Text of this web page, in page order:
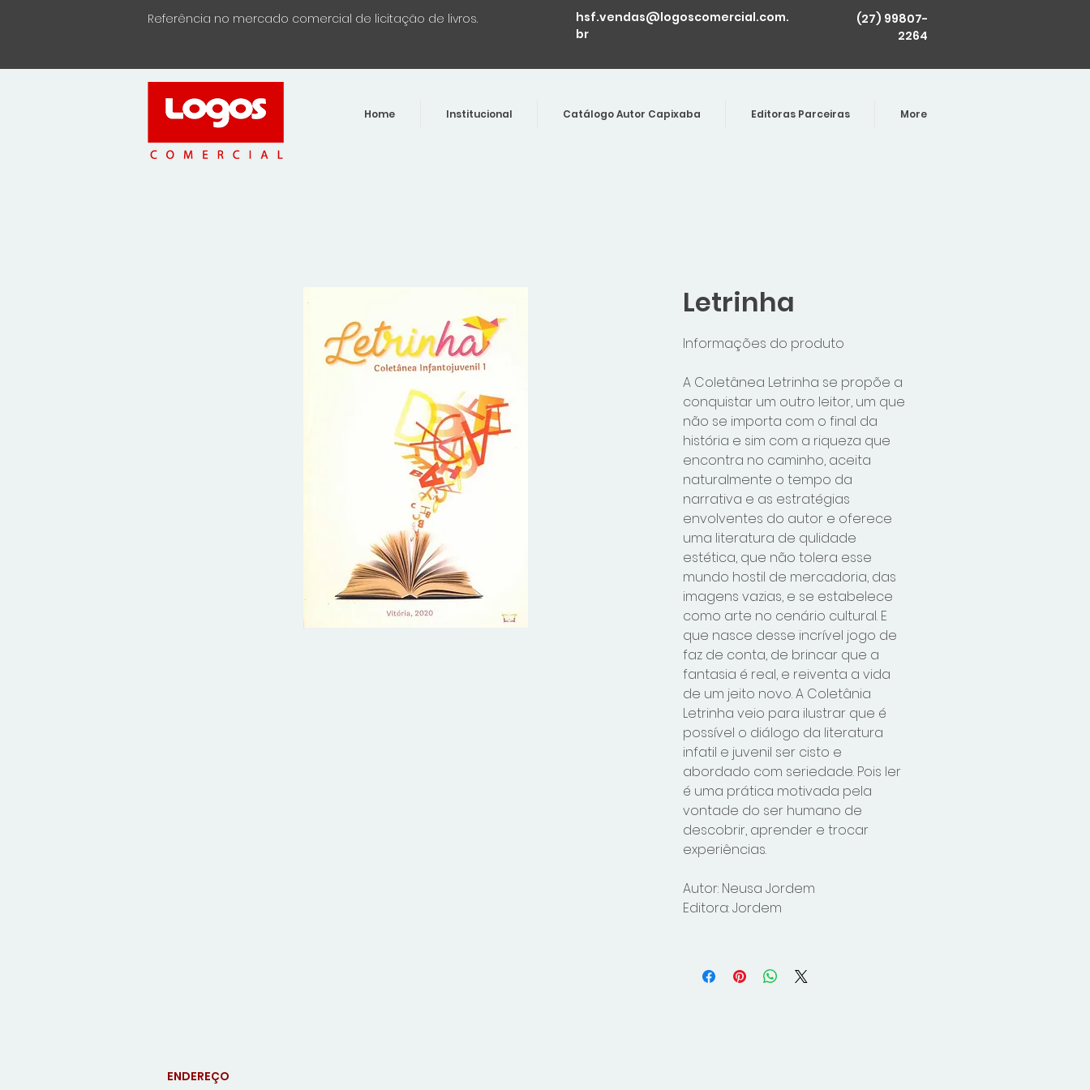
Referência no mercado comercial de licitação de livros.
(27) 99807-
2264
hsf.vendas@logoscomercial.com.
br
Home Institucional Catálogo Autor Capixaba Editoras Parceiras More
Letrinha
Informações do produto
A Coletânea Letrinha se propõe a
conquistar um outro leitor, um que
não se importa com o final da
história e sim com a riqueza que
encontra no caminho, aceita
naturalmente o tempo da
narrativa e as estratégias
envolventes do autor e oferece
uma literatura de qulidade
estética, que não tolera esse
mundo hostil de mercadoria, das
imagens vazias, e se estabelece
como arte no cenário cultural. E
que nasce desse incrível jogo de
faz de conta, de brincar que a
fantasia é real, e reiventa a vida
de um jeito novo. A Coletânia
Letrinha veio para ilustrar que é
possível o diálogo da literatura
infatil e juvenil ser cisto e
abordado com seriedade. Pois ler
é uma prática motivada pela
vontade do ser humano de
descobrir, aprender e trocar
experiências.
Autor: Neusa Jordem
Editora: Jordem
ENDEREÇO